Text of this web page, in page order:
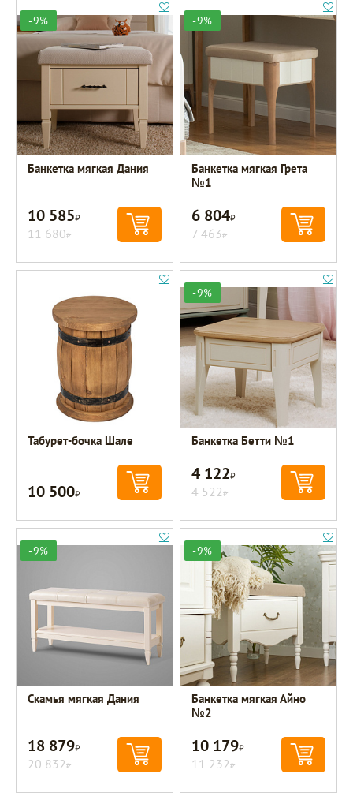
-9%
Банкетка мягкая Дания
10 585Р
11 680Р
-9%
Банкетка мягкая Грета
№1
6 804Р
7 463Р
Табурет-бочка Шале
10 500Р
-9%
Банкетка Бетти №1
4 122Р
4 522Р
-9%
Скамья мягкая Дания
18 879Р
20 832Р
-9%
Банкетка мягкая Айно
№2
10 179Р
11 232Р